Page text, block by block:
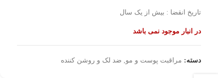
تاریخ انقضا : بیش از یک سال
در انبار موجود نمی باشد
دسته: مراقبت پوست و مو ضد لک و روشن کننده